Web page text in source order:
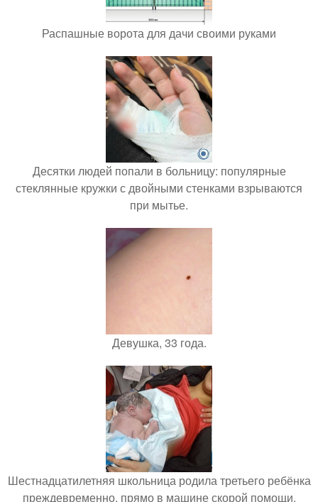
Распашные ворота для дачи своими руками
Десятки людей попали в больницу: популярные
стеклянные кружки с двойными стенками взрываются
при мытье.
Девушка, 33 года.
Шестнадцатилетняя школьница родила третьего ребёнка
преждевременно, прямо в машине скорой помощи.